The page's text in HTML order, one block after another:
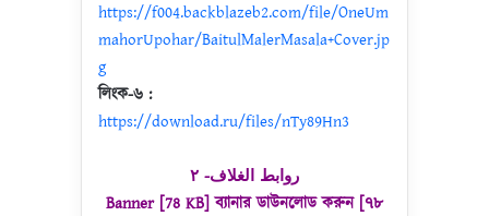
https://f004.backblazeb2.com/file/OneUm
mahorUpohar/BaitulMalerMasala+Cover.jp
g
লিংক-৬ :
https://download.ru/files/nTy89Hn3
روابط الغلاف- ٢
Banner [78 KB] ব্যানার ডাউনলোড করুন [৭৮